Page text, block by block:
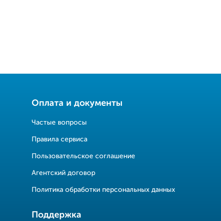
Оплата и документы
Частые вопросы
Правила сервиса
Пользовательское соглашение
Агентский договор
Политика обработки персональных данных
Поддержка